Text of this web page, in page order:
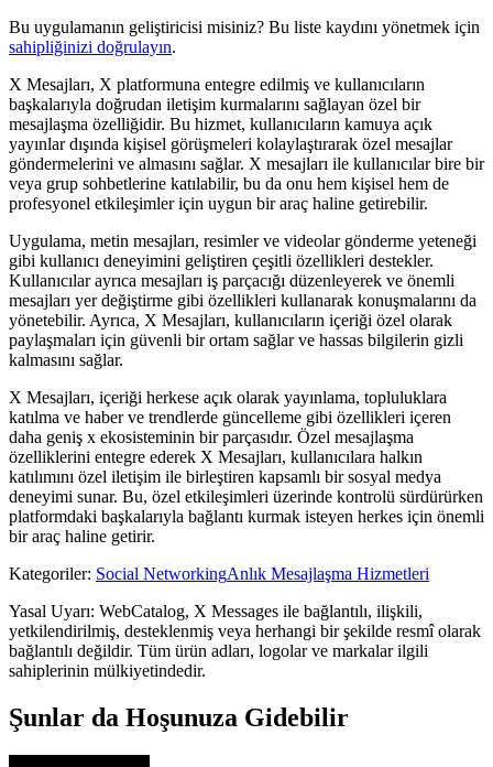
Bu uygulamanın geliştiricisi misiniz? Bu liste kaydını yönetmek için
sahipliğinizi doğrulayın.
X Mesajları, X platformuna entegre edilmiş ve kullanıcıların
başkalarıyla doğrudan iletişim kurmalarını sağlayan özel bir
mesajlaşma özelliğidir. Bu hizmet, kullanıcıların kamuya açık
yayınlar dışında kişisel görüşmeleri kolaylaştırarak özel mesajlar
göndermelerini ve almasını sağlar. X mesajları ile kullanıcılar bire bir
veya grup sohbetlerine katılabilir, bu da onu hem kişisel hem de
profesyonel etkileşimler için uygun bir araç haline getirebilir.
Uygulama, metin mesajları, resimler ve videolar gönderme yeteneği
gibi kullanıcı deneyimini geliştiren çeşitli özellikleri destekler.
Kullanıcılar ayrıca mesajları iş parçacığı düzenleyerek ve önemli
mesajları yer değiştirme gibi özellikleri kullanarak konuşmalarını da
yönetebilir. Ayrıca, X Mesajları, kullanıcıların içeriği özel olarak
paylaşmaları için güvenli bir ortam sağlar ve hassas bilgilerin gizli
kalmasını sağlar.
X Mesajları, içeriği herkese açık olarak yayınlama, topluluklara
katılma ve haber ve trendlerde güncelleme gibi özellikleri içeren
daha geniş x ekosisteminin bir parçasıdır. Özel mesajlaşma
özelliklerini entegre ederek X Mesajları, kullanıcılara halkın
katılımını özel iletişim ile birleştiren kapsamlı bir sosyal medya
deneyimi sunar. Bu, özel etkileşimleri üzerinde kontrolü sürdürürken
platformdaki başkalarıyla bağlantı kurmak isteyen herkes için önemli
bir araç haline getirir.
Kategoriler: Social NetworkingAnlık Mesajlaşma Hizmetleri
Yasal Uyarı: WebCatalog, X Messages ile bağlantılı, ilişkili,
yetkilendirilmiş, desteklenmiş veya herhangi bir şekilde resmî olarak
bağlantılı değildir. Tüm ürün adları, logolar ve markalar ilgili
sahiplerinin mülkiyetindedir.
Şunlar da Hoşunuza Gidebilir